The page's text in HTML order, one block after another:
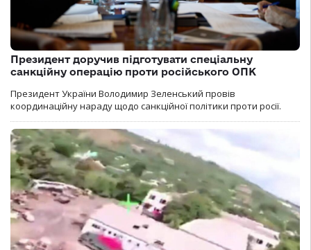
Президент доручив підготувати спеціальну
санкційну операцію проти російського ОПК
Президент України Володимир Зеленський провів
координаційну нараду щодо санкційної політики проти росії.